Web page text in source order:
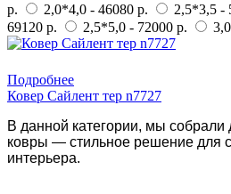
р.
2,0*4,0 - 46080 р. 2,5*3,5 -
69120 р.
2,5*5,0 - 72000 р.
Подробнее
Ковер Сайлент тер n7727
В данной категории, мы
ковры — стильное решение для
интерьера.